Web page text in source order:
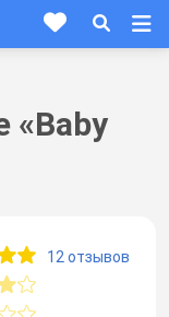
«Baby
12 отзывов